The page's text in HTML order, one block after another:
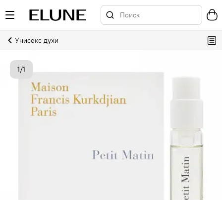
Унисекс духи
1/1